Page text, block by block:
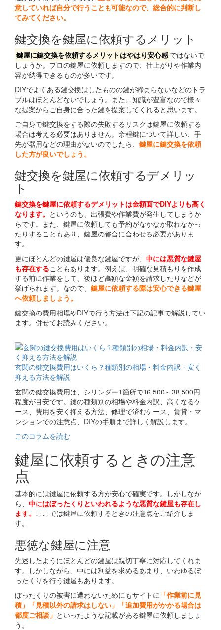
意していれば自分で行うことも可能なので、総合的に判断し
てみてください。
鍵交換を鍵屋に依頼するメリット
鍵屋に鍵交換を依頼するメリットはやはり安心感 ではないで
しょうか。プロの鍵屋に依頼しますので、仕上がりや作業内
容が納得できるものが多いです。
DIYでよくある鍵交換はしたものの鍵が締まらないなどのトラ
ブルはほとんどないでしょう。また、知識が豊富なので様々
な提案からご自身に合った鍵を提案してくれると思います。
ご自身で鍵交換をする際の失敗するリスクは鍵屋に依頼する
場合は考える必要はありません。余程鍵について詳しい、手
先が器用などの理由がないのでしたら、 鍵屋に鍵交換を依頼
した方が良いでしょう。
鍵交換を鍵屋に依頼するデメリッ
ト
鍵交換を鍵屋に依頼するデメリットは金額面でDIYよりも高く
なります。 というのも、出張費や作業費が発生してしまうか
らです。また、鍵屋に依頼しても予約がなかなか取れなかっ
たりすることもあり、鍵屋の都合に合わせる必要がありま
す。
更にほとんどの鍵屋は優良な鍵屋ですが、 中には悪質な鍵屋
も存在することもあります。例えば、明確な見積もりを作成
する前に作業をして、後ほど高額な金額を請求したりなどが
挙げられます。なので、 鍵屋に依頼する際は安心できる鍵屋
へ依頼しましょう。
鍵交換の費用相場やDIYで行う方法は下記の記事で解説してい
ます。併せてお読みください。
玄関の鍵交換費用はいくら？種類別の相場・料金内訳・安く
抑える方法を解説
玄関の鍵交換費用は、シリンダー1箇所で16,500～38,500円
程度が目安です。鍵の種類別の相場や料金内訳、高くなるケ
ース、費用を安く抑える方法、修理で済むケース、賃貸・マ
ンションでの注意点、DIYの手順まで詳しく解説します。
このコラムを読む
鍵屋に依頼するときの注意
点
基本的には鍵屋に依頼する方が安心で確実です。しかしなが
ら、 中にはぼったくりといわれるような悪質な鍵屋も存在し
ます。 ここでは鍵屋に依頼するときの注意点をご紹介しま
す。
悪徳な鍵屋に注意
先述したようにほとんどの鍵屋は親切丁寧に対応してくれま
す。しかしながら、中には利益を求めるあまり、いわゆるぼ
ったくりを行う鍵屋もあります。
ぼったくりの被害に遭わないためにもサイトに 「作業前に見
積」「見積以外の請求はしない」「追加費用がかかる場合は
都度ご相談」 といったような記載がある鍵屋に依頼しましょ
う。